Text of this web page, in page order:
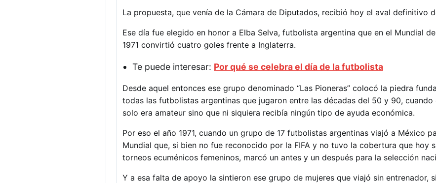
La propuesta, que venía de la Cámara de Diputados, recibió hoy el aval definitivo
Ese día fue elegido en honor a Elba Selva, futbolista argentina que en el Mundial
1971 convirtió cuatro goles frente a Inglaterra.
Te puede interesar: Por qué se celebra el día de la futbolista
Desde aquel entonces ese grupo denominado “Las Pioneras” colocó la piedra
todas las futbolistas argentinas que jugaron entre las décadas del 50 y 90,
solo era amateur sino que ni siquiera recibía ningún tipo de ayuda económica.
Por eso el año 1971, cuando un grupo de 17 futbolistas argentinas viajó a México
Mundial que, si bien no fue reconocido por la FIFA y no tuvo la cobertura que hoy
torneos ecuménicos femeninos, marcó un antes y un después para la selección
Y a esa falta de apoyo la sintieron ese grupo de mujeres que viajó sin entrenador,